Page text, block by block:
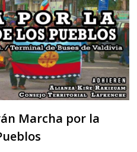
Marcha por la